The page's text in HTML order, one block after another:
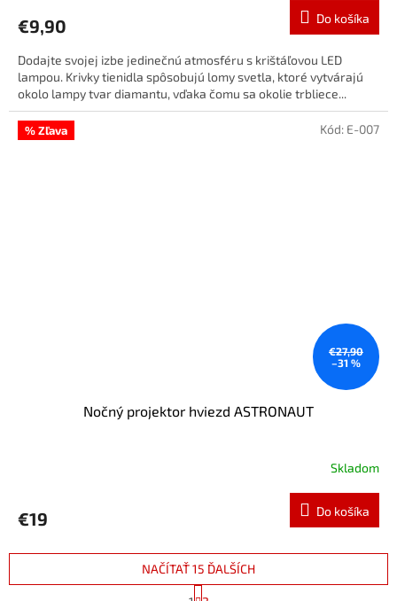
€9,90 Do košíka
Dodajte svojej izbe jedinečnú atmosféru s krištáľovou LED
lampou. Krivky tienidla spôsobujú lomy svetla, ktoré vytvárajú
okolo lampy tvar diamantu, vďaka čomu sa okolie trbliece...
% Zľava
€27,90
–31 %
Nočný projektor hviezd ASTRONAUT
Skladom
€19 Do košíka
Kód: E-007
NAČÍTAŤ 15 ĎALŠÍCH
S